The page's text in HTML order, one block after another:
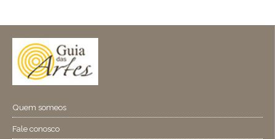
Quem someos
Fale conosco